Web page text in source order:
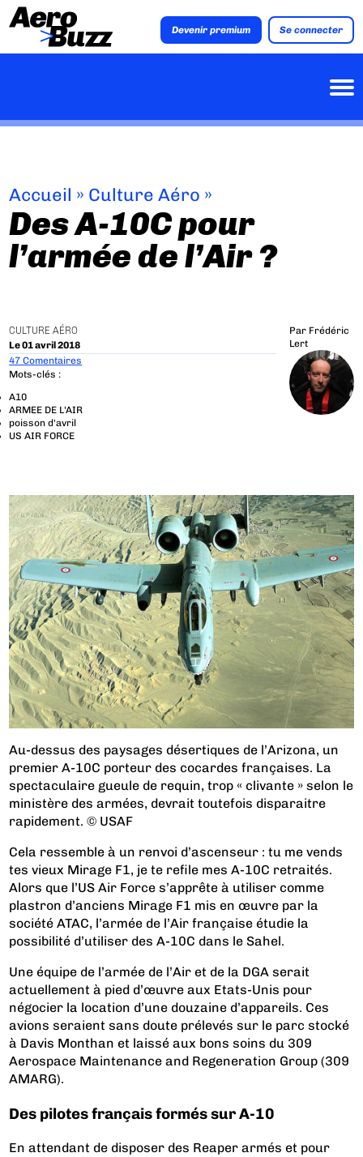
Devenir premium Se connecter
Accueil » Culture Aéro »
Des A-10C pour
l’armée de l’Air ?
CULTURE AÉRO
Le 01 avril 2018
Par Frédéric
Lert
47 Comentaires
Mots-clés :
A10
ARMEE DE L'AIR
poisson d'avril
US AIR FORCE
Au-dessus des paysages désertiques de l’Arizona, un
premier A-10C porteur des cocardes françaises. La
spectaculaire gueule de requin, trop « clivante » selon le
ministère des armées, devrait toutefois disparaitre
rapidement. © USAF
Cela ressemble à un renvoi d’ascenseur : tu me vends
tes vieux Mirage F1, je te refile mes A-10C retraités.
Alors que l’US Air Force s’apprête à utiliser comme
plastron d’anciens Mirage F1 mis en œuvre par la
société ATAC, l’armée de l’Air française étudie la
possibilité d’utiliser des A-10C dans le Sahel.
Une équipe de l’armée de l’Air et de la DGA serait
actuellement à pied d’œuvre aux Etats-Unis pour
négocier la location d’une douzaine d’appareils. Ces
avions seraient sans doute prélevés sur le parc stocké
à Davis Monthan et laissé aux bons soins du 309
Aerospace Maintenance and Regeneration Group (309
AMARG).
Des pilotes français formés sur A-10
En attendant de disposer des Reaper armés et pour